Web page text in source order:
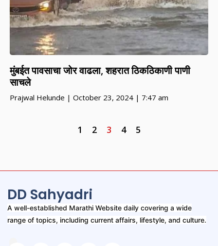
मुंबईत पावसाचा जोर वाढला, शहरात ठिकठिकाणी पाणी
साचले
Prajwal Helunde October 23, 2024 7:47 am
1 2 3 4 5
DD Sahyadri
A well-established Marathi Website daily covering a wide
range of topics, including current affairs, lifestyle, and culture.